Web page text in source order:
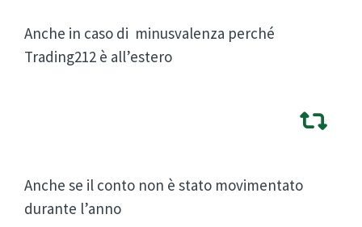
Anche in caso di minusvalenza perché
Trading212 è all’estero
Anche se il conto non è stato movimentato
durante l’anno